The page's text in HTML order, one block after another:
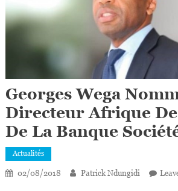
Georges Wega
Directeur Afrique De
De La Banque
Actualités
02/08/2018 Patrick Ndungidi